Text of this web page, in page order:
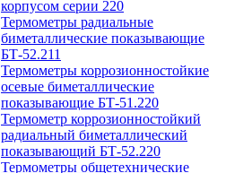
корпусом серии 220
Термометры радиальные
биметаллические показывающие
БТ-52.211
Термометры коррозионностойкие
осевые биметаллические
показывающие БТ-51.220
Термометр коррозионностойкий
радиальный биметаллический
показывающий БТ-52.220
Термометры общетехнические